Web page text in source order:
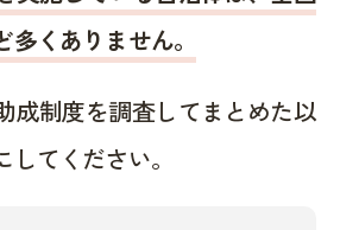
くありません。
成制度を調査してまとめた以
てください。